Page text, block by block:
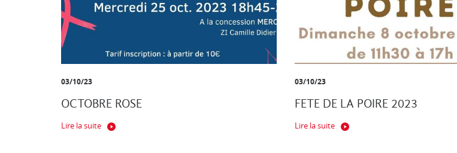
03/10/23
OCTOBRE ROSE
Lire la suite
03/10/23
FETE DE LA POIRE 2023
Lire la suite